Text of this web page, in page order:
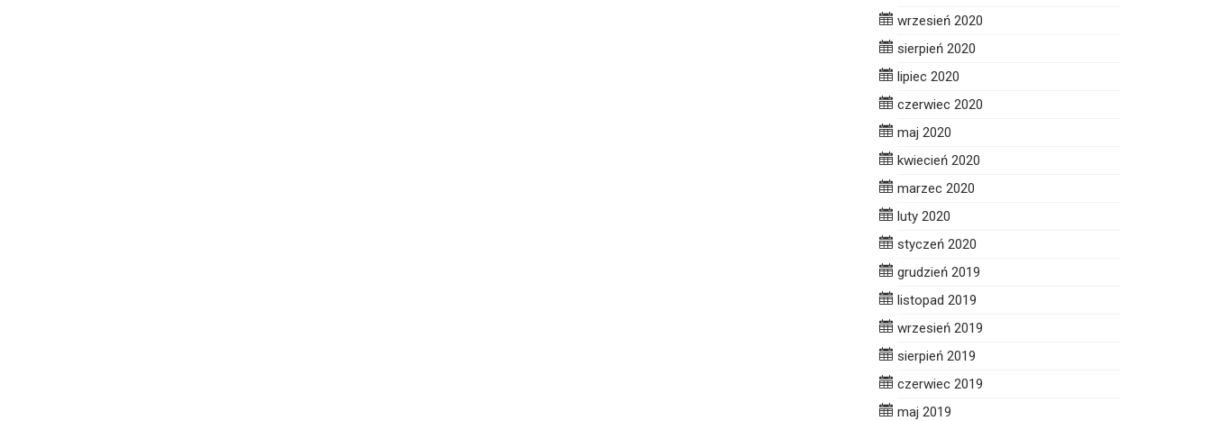
wrzesień 2020
sierpień 2020
lipiec 2020
czerwiec 2020
maj 2020
kwiecień 2020
marzec 2020
luty 2020
styczeń 2020
grudzień 2019
listopad 2019
wrzesień 2019
sierpień 2019
czerwiec 2019
maj 2019